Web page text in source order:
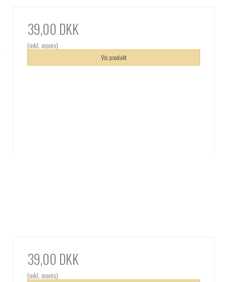
39,00 DKK
(inkl. moms)
Vis produkt
39,00 DKK
(inkl. moms)